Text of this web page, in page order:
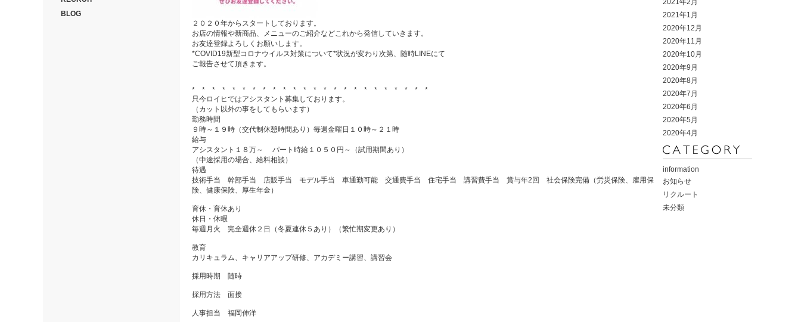
BLOG
２０２０年からスタートしております。
お店の情報や新商品、メニューのご紹介などこれから発信していきます。
お友達登録よろしくお願いします。
*COVID19新型コロナウイルス対策について*状況が変わり次第、随時LINEにて
ご報告させて頂きます。
* * * * * * * * * * * * * * * * * * * * * * * *
只今ロイヒではアシスタント募集しております。
（カット以外の事をしてもらいます）
勤務時間
９時～１９時（交代制休憩時間あり）毎週金曜日１０時～２１時
給与
アシスタント１８万～ パート時給１０５０円～（試用期間あり）
（中途採用の場合、給料相談）
待遇
技術手当 幹部手当 店販手当 モデル手当 車通勤可能 交通費手当 住宅手当 講習費手当 賞与年2回 社会保険完備（労災保険、雇用保
険、健康保険、厚生年金）
育休・育休あり
休日・休暇
毎週月火 完全週休２日（冬夏連休５あり）（繁忙期変更あり）
教育
カリキュラム、キャリアアップ研修、アカデミー講習、講習会
採用時期 随時
採用方法 面接
人事担当 福岡伸洋
2021年1月
2020年12月
2020年11月
2020年10月
2020年9月
2020年8月
2020年7月
2020年6月
2020年5月
2020年4月
information
お知らせ
リクルート
未分類